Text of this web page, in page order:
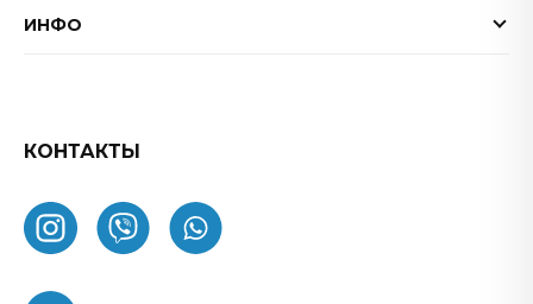
Электрогитары
Процессоры эффектов
Усилители
Комбоусилители
ИНФО
Обмен и возврат товара
Как заказать
О нас
КОНТАКТЫ